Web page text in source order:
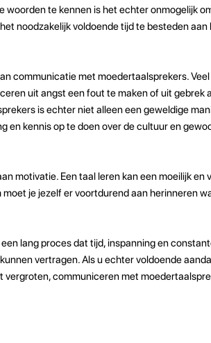
woorden te kennen is het echter onmogelijk
noodzakelijk voldoende tijd te besteden
communicatie met moedertaalsprekers.
uit angst een fout te maken of uit gebrek
is echter niet alleen een geweldige
en kennis op te doen over de cultuur en
motivatie. Een taal leren kan een moeilijk en
je jezelf er voortdurend aan herinneren
lang proces dat tijd, inspanning en
vertragen. Als u echter voldoende
vergroten, communiceren met